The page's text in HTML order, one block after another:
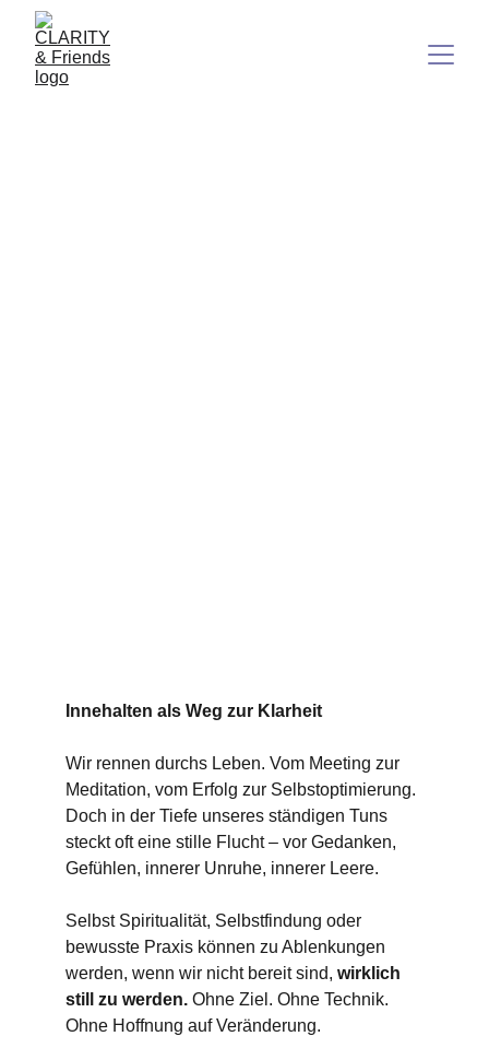
nnehalten als Weg zur Klarheit
Wir rennen durchs Leben. Vom Meeting zur
Meditation, vom Erfolg zur Selbstoptimierung.
Doch in der Tiefe unseres ständigen Tuns
steckt oft eine stille Flucht – vor Gedanken,
Gefühlen, innerer Unruhe, innerer Leere.
Selbst Spiritualität, Selbstfindung oder
bewusste Praxis können zu Ablenkungen
werden, wenn wir nicht bereit sind, wirklich
still zu werden. Ohne Ziel. Ohne Technik.
Ohne Hoffnung auf Veränderung.